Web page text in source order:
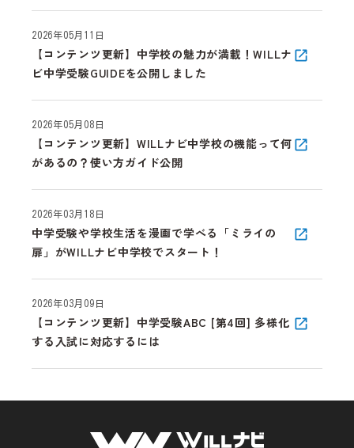
【コンテンツ更新】中学校の魅力が満載！WILLナ
ビ中学受験GUIDEを公開しました
2026年05月11日
【コンテンツ更新】WILLナビ中学校の機能って何
があるの？使い方ガイド公開
2026年05月08日
中学受験や学校生活を漫画で学べる「ミライの
扉」がWILLナビ中学校でスタート！
2026年03月18日
【コンテンツ更新】中学受験ABC [第4回] 多様化
する入試に対応するには
2026年03月09日